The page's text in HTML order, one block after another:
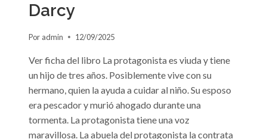
Darcy
Por admin 12/09/2025
Ver ficha del libro La protagonista es viuda y tiene
un hijo de tres años. Posiblemente vive con su
hermano, quien la ayuda a cuidar al niño. Su esposo
era pescador y murió ahogado durante una
tormenta. La protagonista tiene una voz
maravillosa. La abuela del protagonista la contrata